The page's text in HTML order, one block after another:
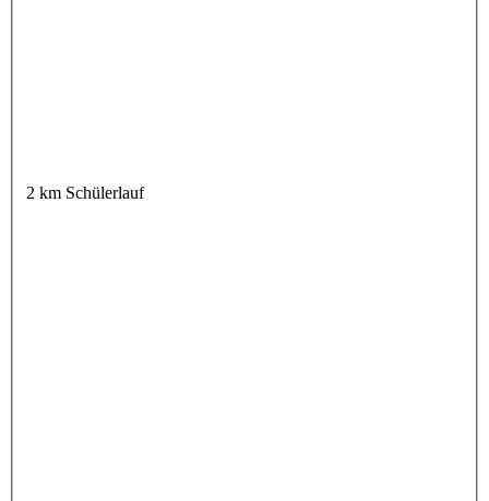
2 km Schülerlauf